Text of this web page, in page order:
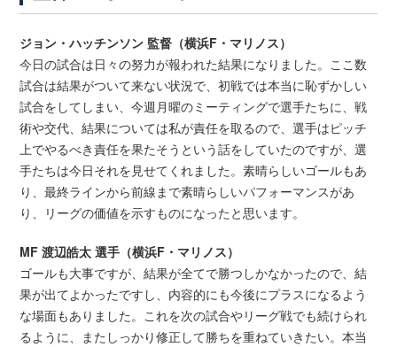
ジョン・ハッチンソン 監督（横浜F・マリノス）
今日の試合は日々の努力が報われた結果になりました。ここ数
試合は結果がついて来ない状況で、初戦では本当に恥ずかしい
試合をしてしまい、今週月曜のミーティングで選手たちに、戦
術や交代、結果については私が責任を取るので、選手はピッチ
上でやるべき責任を果たそうという話をしていたのですが、選
手たちは今日それを見せてくれました。素晴らしいゴールもあ
り、最終ラインから前線まで素晴らしいパフォーマンスがあ
り、リーグの価値を示すものになったと思います。
MF 渡辺皓太 選手（横浜F・マリノス）
ゴールも大事ですが、結果が全てで勝つしかなかったので、結
果が出てよかったですし、内容的にも今後にプラスになるよう
な場面もありました。これを次の試合やリーグ戦でも続けられ
るように、またしっかり修正して勝ちを重ねていきたい。本当